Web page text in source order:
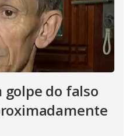
do falso